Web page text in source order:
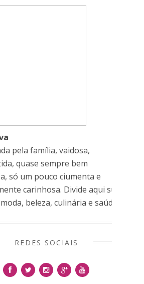
pela família, vaidosa,
quase sempre bem
só um pouco ciumenta e
carinhosa. Divide aqui suas
beleza, culinária e saúde.
REDES SOCIAIS